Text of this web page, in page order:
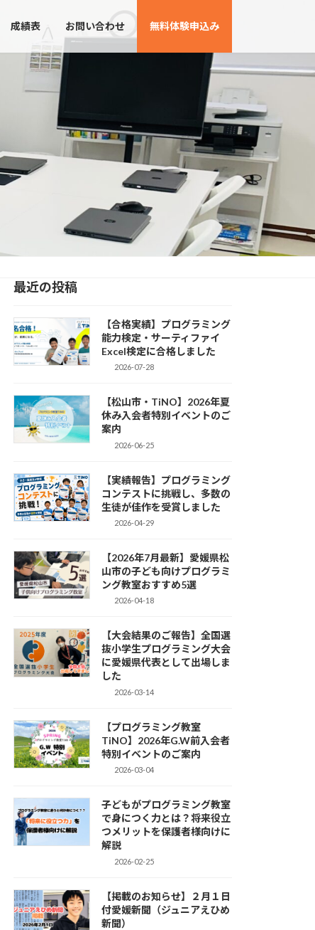
成績表 お問い合わせ 無料体験申込み
最近の投稿
【合格実績】プログラミング
能力検定・サーティファイ
Excel検定に合格しました
2026-07-28
【松山市・TiNO】2026年夏
休み入会者特別イベントのご
案内
2026-06-25
【実績報告】プログラミング
コンテストに挑戦し、多数の
生徒が佳作を受賞しました
2026-04-29
【2026年7月最新】愛媛県松
山市の子ども向けプログラミ
ング教室おすすめ5選
2026-04-18
【大会結果のご報告】全国選
抜小学生プログラミング大会
に愛媛県代表として出場しま
した
2026-03-14
【プログラミング教室
TiNO】2026年G.W前入会者
特別イベントのご案内
2026-03-04
子どもがプログラミング教室
で身につく力とは？将来役立
つメリットを保護者様向けに
解説
2026-02-25
【掲載のお知らせ】２月１日
付愛媛新聞（ジュニアえひめ
新聞）